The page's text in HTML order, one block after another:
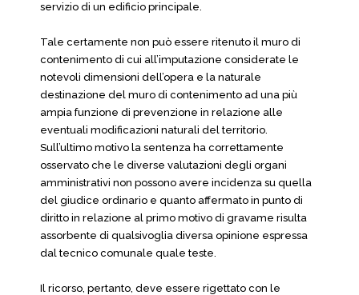
servizio di un edificio principale.
Tale certamente non può essere ritenuto il muro di
contenimento di cui all’imputazione considerate le
notevoli dimensioni dell’opera e la naturale
destinazione del muro di contenimento ad una più
ampia funzione di prevenzione in relazione alle
eventuali modificazioni naturali del territorio.
Sull’ultimo motivo la sentenza ha correttamente
osservato che le diverse valutazioni degli organi
amministrativi non possono avere incidenza su quella
del giudice ordinario e quanto affermato in punto di
diritto in relazione al primo motivo di gravame risulta
assorbente di qualsivoglia diversa opinione espressa
dal tecnico comunale quale teste.
Il ricorso, pertanto, deve essere rigettato con le